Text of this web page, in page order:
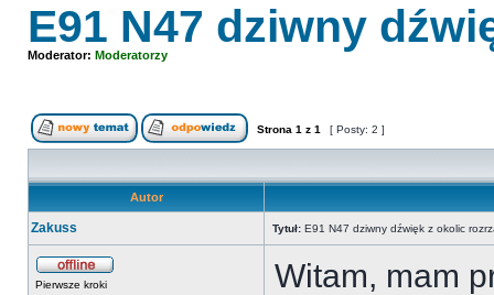
E91 N47 dziwny
Moderator: Moderatorzy
Strona 1 z 1 [ Posty: 2 ]
Autor
Zakuss Tytuł: E91 N47 dziwny dźwięk z okolic
Pierwsze kroki
Witam, mam